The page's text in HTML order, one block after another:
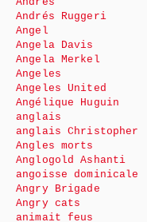
Andrés Ruggeri
Angel
Angela Davis
Angela Merkel
Angeles
Angeles United
Angélique Huguin
anglais
anglais Christopher
Angles morts
Anglogold Ashanti
angoisse dominicale
Angry Brigade
Angry cats
animait feus